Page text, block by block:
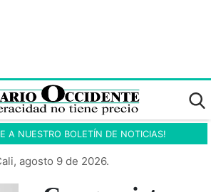
A NUESTRO BOLETÍN DE NOTICIAS!
agosto 9 de 2026.